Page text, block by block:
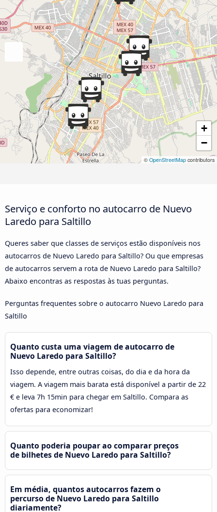
+
−
© OpenStreetMap contributors
Serviço e conforto no autocarro de Nuevo
Laredo para Saltillo
Queres saber que classes de serviços estão disponíveis nos
autocarros de Nuevo Laredo para Saltillo? Ou que empresas
de autocarros servem a rota de Nuevo Laredo para Saltillo?
Abaixo encontras as respostas às tuas perguntas.
Perguntas frequentes sobre o autocarro Nuevo Laredo para
Saltillo
Quanto custa uma viagem de autocarro de
Nuevo Laredo para Saltillo?
Isso depende, entre outras coisas, do dia e da hora da
viagem. A viagem mais barata está disponível a partir de 22
€ e leva 7h 15min para chegar em Saltillo. Compara as
ofertas para economizar!
Quanto poderia poupar ao comparar preços
de bilhetes de Nuevo Laredo para Saltillo?
Em média, quantos autocarros fazem o
percurso de Nuevo Laredo para Saltillo
diariamente?